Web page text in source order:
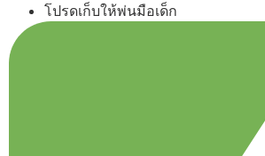
โปรดเก็บให้พ่นมือเด็ก